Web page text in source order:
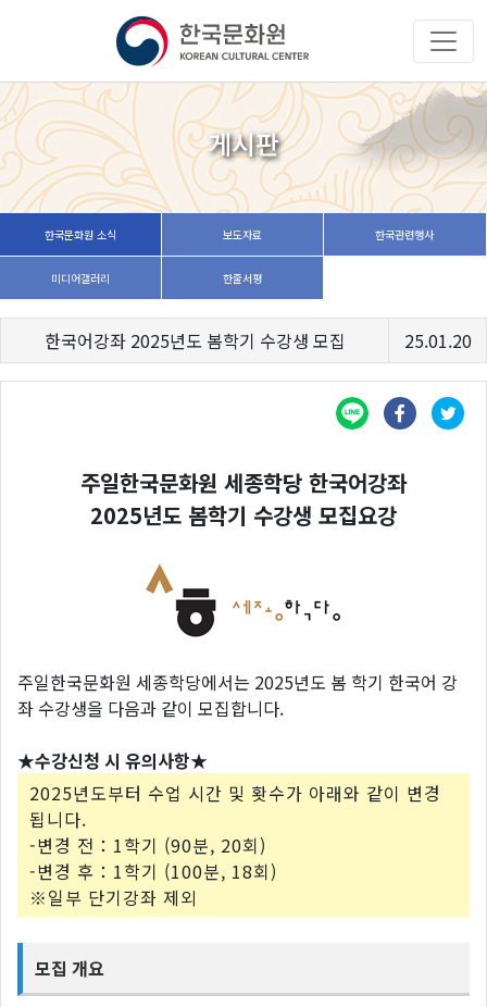
게시판
한국문화원 소식 보도자료 한국관련행사
미디어갤러리 한줄서평
한국어강좌 2025년도 봄학기 수강생 모집 25.01.20
주일한국문화원 세종학당 한국어강좌
2025년도 봄학기 수강생 모집요강
주일한국문화원 세종학당에서는 2025년도 봄 학기 한국어 강
좌 수강생을 다음과 같이 모집합니다.
★수강신청 시 유의사항★
2025년도부터 수업 시간 및 홧수가 아래와 같이 변경
됩니다.
-변경 전：1학기 (90분, 20회)
-변경 후：1학기 (100분, 18회)
※일부 단기강좌 제외
모집 개요